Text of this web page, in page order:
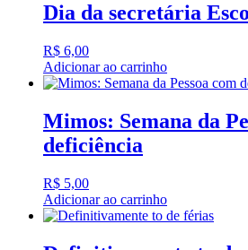
Dia da secretária
R$ 6,00
Adicionar ao carrinho
Mimos: Semana da
deficiência
R$ 5,00
Adicionar ao carrinho